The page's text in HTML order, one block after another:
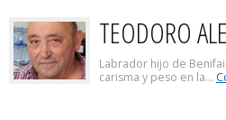
TEODORO
Labrador hijo de
carisma y peso en la...